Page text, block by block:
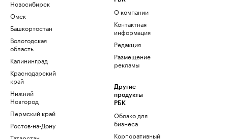
Новосибирск
Омск
Башкортостан
Вологодская
область
Калининград
Краснодарский
край
Нижний
Новгород
Пермский край
Ростов-на-Дону
О компании
Контактная
информация
Редакция
Размещение
рекламы
Другие
продукты
РБК
Облако для
бизнеса
Корпоративный